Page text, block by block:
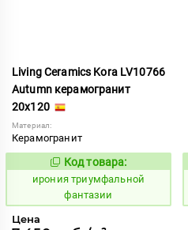
Living Ceramics Kora LV10766
Autumn керамогранит
20x120
Материал:
Керамогранит
1106862
Код товара:
ирония триумфальной
фантазии
Цена